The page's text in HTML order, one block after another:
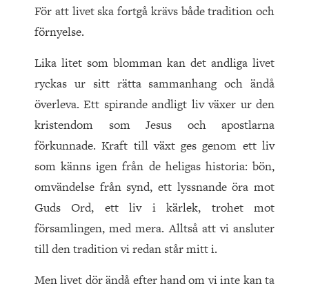
För att livet ska fortgå krävs både tradition och
förnyelse.
Lika litet som blomman kan det andliga livet
ryckas ur sitt rätta sammanhang och ändå
överleva. Ett spirande andligt liv växer ur den
kristendom som Jesus och apostlarna
förkunnade. Kraft till växt ges genom ett liv
som känns igen från de heligas historia: bön,
omvändelse från synd, ett lyssnande öra mot
Guds Ord, ett liv i kärlek, trohet mot
församlingen, med mera. Alltså att vi ansluter
till den tradition vi redan står mitt i.
Men livet dör ändå efter hand om vi inte kan ta